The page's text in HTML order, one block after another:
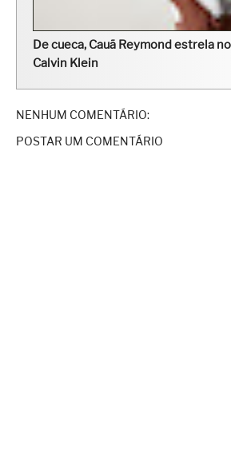
De cueca, Cauã Reymond estrela
Calvin Klein
NENHUM COMENTÁRIO:
POSTAR UM COMENTÁRIO